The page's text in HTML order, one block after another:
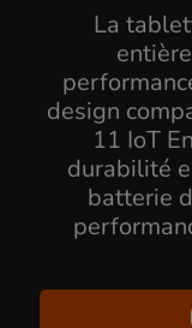
La
design
11 IoT
durabilité
batterie